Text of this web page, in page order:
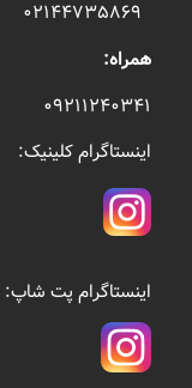
همراه:
۰۹۲۱۱۲۴۰۳۴۱
اینستاگرام کلینیک:
اینستاگرام پت شاپ: